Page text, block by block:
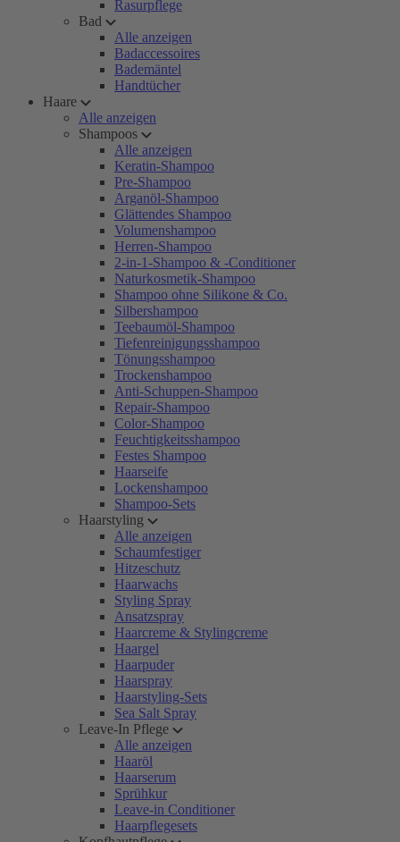
Rasurpflege
Bad
Alle anzeigen
Badaccessoires
Bademäntel
Handtücher
Haare
Alle anzeigen
Shampoos
Alle anzeigen
Keratin-Shampoo
Pre-Shampoo
Arganöl-Shampoo
Glättendes Shampoo
Volumenshampoo
Herren-Shampoo
2-in-1-Shampoo & -Conditioner
Naturkosmetik-Shampoo
Shampoo ohne Silikone & Co.
Silbershampoo
Teebaumöl-Shampoo
Tiefenreinigungsshampoo
Tönungsshampoo
Trockenshampoo
Anti-Schuppen-Shampoo
Repair-Shampoo
Color-Shampoo
Feuchtigkeitsshampoo
Festes Shampoo
Haarseife
Lockenshampoo
Shampoo-Sets
Haarstyling
Alle anzeigen
Schaumfestiger
Hitzeschutz
Haarwachs
Styling Spray
Ansatzspray
Haarcreme & Stylingcreme
Haargel
Haarpuder
Haarspray
Haarstyling-Sets
Sea Salt Spray
Leave-In Pflege
Alle anzeigen
Haaröl
Haarserum
Sprühkur
Leave-in Conditioner
Haarpflegesets